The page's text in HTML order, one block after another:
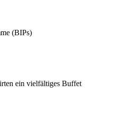
(BIPs)
ein vielfältiges Buffet